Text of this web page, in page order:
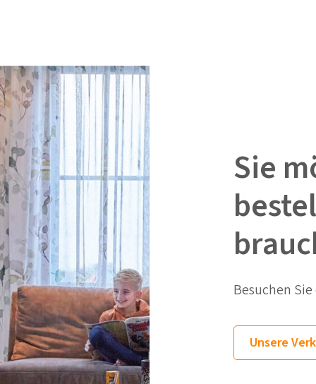
Sie
Besuchen
Unsere